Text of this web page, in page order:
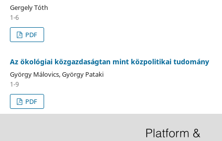
Gergely Tóth
1-6
PDF
Az ökológiai közgazdaságtan mint közpolitikai tudomány
György Málovics, György Pataki
1-9
PDF